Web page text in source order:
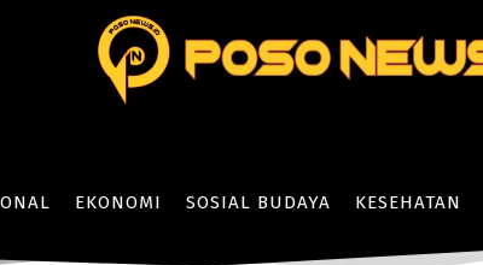
EKONOMI SOSIAL BUDAYA KESEHATAN